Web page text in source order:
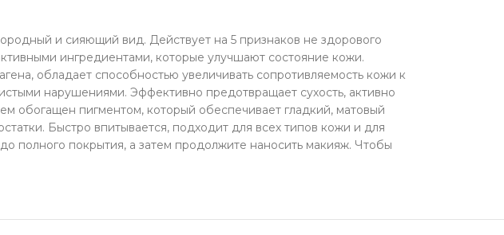
и сияющий вид. Действует на 5 признаков не здорового
ингредиентами, которые улучшают состояние кожи.
обладает способностью увеличивать сопротивляемость кожи к
нарушениями. Эффективно предотвращает сухость, активно
обогащен пигментом, который обеспечивает гладкий, матовый
Быстро впитывается, подходит для всех типов кожи и для
полного покрытия, а затем продолжите наносить макияж. Чтобы